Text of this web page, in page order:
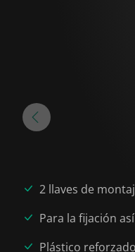
2 llaves de
Para la fijación
Plástico